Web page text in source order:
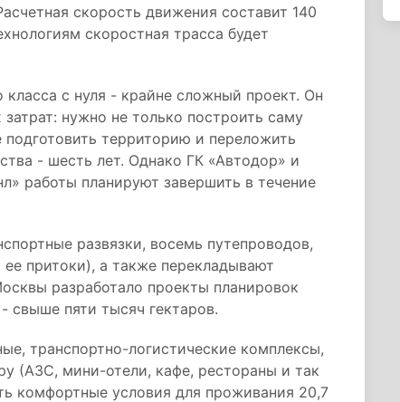
скорость движения составит 140
скоростная трасса будет
с нуля - крайне сложный проект. Он
нужно не только построить саму
подготовить территорию и переложить
- шесть лет. Однако ГК «Автодор» и
работы планируют завершить в течение
развязки, восемь путепроводов,
притоки), а также перекладывают
разработало проекты планировок
пяти тысяч гектаров.
транспортно-логистические комплексы,
(АЗС, мини-отели, кафе, рестораны и так
комфортные условия для проживания 20,7